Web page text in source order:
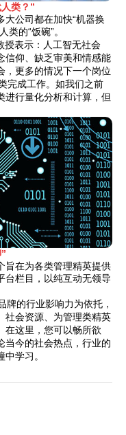
类？”
大公司都在加快“机器换
的“饭碗”。
授表示：人工智无社会
信仰、缺乏审美和情感能
，更多的情况下一个岗位
完成工作。如我们之前
进行量化分析和计算，但
旨在为各类管理精英提供
台栏目，以纯互动无领导
的行业影响力为依托，
社会资源、为管理类精英
在这里，您可以畅所欲
当今的社会热点，行业的
学习。